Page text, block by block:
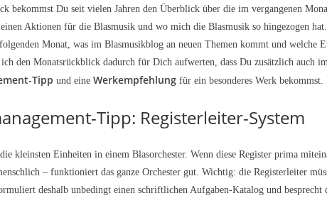
bekommst Du seit vielen Jahren den Überblick über die im vergangenen
Aktionen für die Blasmusik und wo mich die Blasmusik so hingezogen
Monat, was im Blasmusikblog an neuen Themen kommt und welche
den Monatsrückblick dadurch für Dich aufwerten, dass Du zusätzlich auch
Tipp und eine Werkempfehlung für ein besonderes Werk
Tipp: Registerleiter-System
kleinsten Einheiten in einem Blasorchester. Wenn diese Register prima
– funktioniert das ganze Orchester gut. Wichtig: die Registerleiter
deshalb unbedingt einen schriftlichen Aufgaben-Katalog und besprecht